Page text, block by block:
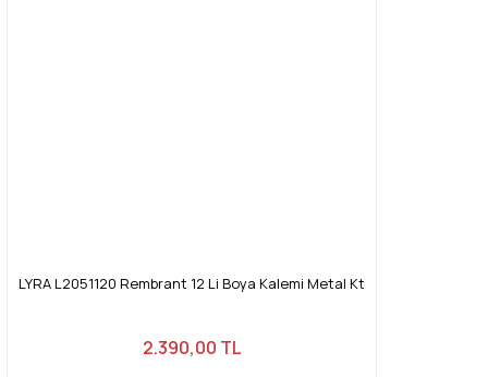
LYRA L2051120 Rembrant 12 Li Boya Kalemi Metal Kt
2.390,00 TL